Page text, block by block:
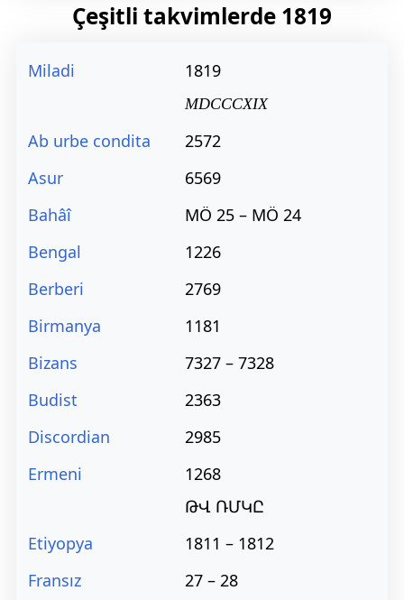
Çeşitli takvimlerde 1819
Miladi 1819
MDCCCXIX
Ab urbe condita
2572
Asur
6569
Bahâî
MÖ 25 – MÖ 24
Bengal
1226
Berberi
2769
Birmanya
1181
Bizans
7327 – 7328
Budist
2363
Discordian
2985
Ermeni
1268
ԹՎ ՌՄԿԸ
Etiyopya
1811 – 1812
Fransız
27 – 28